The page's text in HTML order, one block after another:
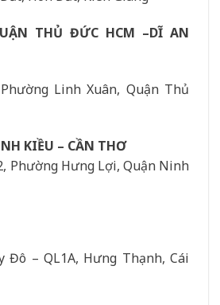
THỦ ĐỨC HCM –DĨ AN
Linh Xuân, Quận Thủ
KIỀU – CẦN THƠ
Phường Hưng Lợi, Quận Ninh
Đô – QL1A, Hưng Thạnh, Cái